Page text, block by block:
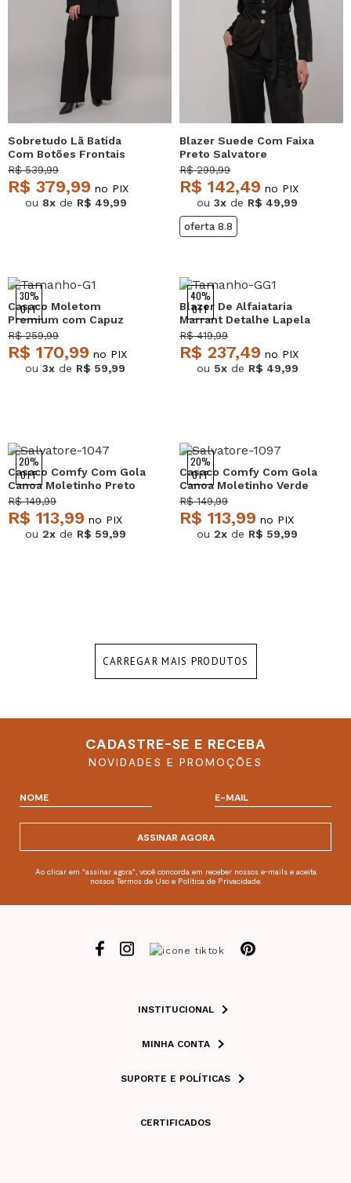
Sobretudo Lã Batida
Com Botões Frontais
Preto Salvatore
R$ 539,99
R$ 379,99 no PIX
ou 8x de R$ 49,99
Blazer Suede Com Faixa
Preto Salvatore
R$ 299,99
R$ 142,49 no PIX
ou 3x de R$ 49,99
oferta 8.8
30%
OFF
Casaco Moletom
Premium com Capuz
Marfim Salvatore
R$ 259,99
R$ 170,99 no PIX
ou 3x de R$ 59,99
40%
OFF
Blazer De Alfaiataria
Marrant Detalhe Lapela
Preto Salvatore
R$ 419,99
R$ 237,49 no PIX
ou 5x de R$ 49,99
20%
OFF
Casaco Comfy Com Gola
Canoa Moletinho Preto
Salvatore
R$ 149,99
R$ 113,99 no PIX
ou 2x de R$ 59,99
20%
OFF
Casaco Comfy Com Gola
Canoa Moletinho Verde
Salvatore
R$ 149,99
R$ 113,99 no PIX
ou 2x de R$ 59,99
CARREGAR MAIS PRODUTOS
CADASTRE-SE E RECEBA
NOVIDADES E PROMOÇÕES
ASSINAR AGORA
Ao clicar em "assinar agora", você concorda em receber nossos e-mails e aceita
nossos Termos de Uso e Política de Privacidade.
INSTITUCIONAL
MINHA CONTA
SUPORTE E POLÍTICAS
CERTIFICADOS